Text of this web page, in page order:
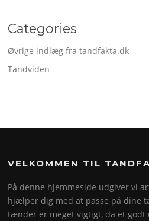
Categories
Øvrige indlæg fra tandfakta.dk
Tandviden
VELKOMMEN TIL
På denne hjemmeside udgiver vi
hjælper dig med at passe på dine
tænder er meget vigtigt, da et